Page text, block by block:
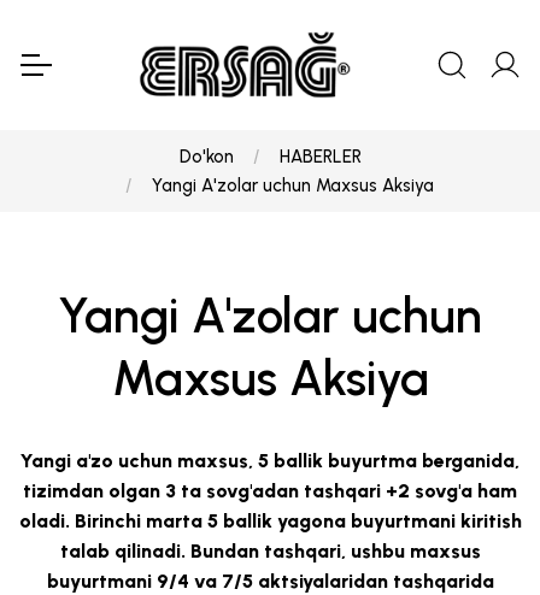
Do'kon
HABERLER
Yangi A'zolar uchun Maxsus Aksiya
Yangi A'zolar uchun
Maxsus Aksiya
Yangi a'zo uchun maxsus, 5 ballik buyurtma berganida,
tizimdan olgan 3 ta sovg'adan tashqari +2 sovg'a ham
oladi. Birinchi marta 5 ballik yagona buyurtmani kiritish
talab qilinadi. Bundan tashqari, ushbu maxsus
buyurtmani 9/4 va 7/5 aktsiyalaridan tashqarida